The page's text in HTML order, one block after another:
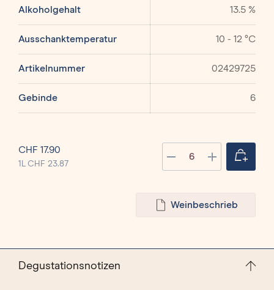
Alkoholgehalt 13.5 %
Ausschanktemperatur 10 - 12 °C
Artikelnummer 02429725
Gebinde 6
CHF 17.90
1L CHF 23.87
Produkt Anzahl:
Weinbeschrieb
Degustationsnotizen